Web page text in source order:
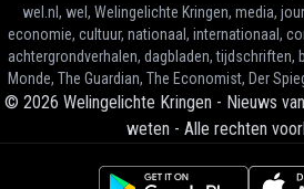
wel.nl, wel, Welingelichte Kringen, media,
economie, cultuur, nationaal, internationaal,
achtergrondverhalen, dagbladen, tijdschriften,
Monde, The Guardian, The Economist, Der
© 2026 Welingelichte Kringen - Nieuws
weten - Alle rechten